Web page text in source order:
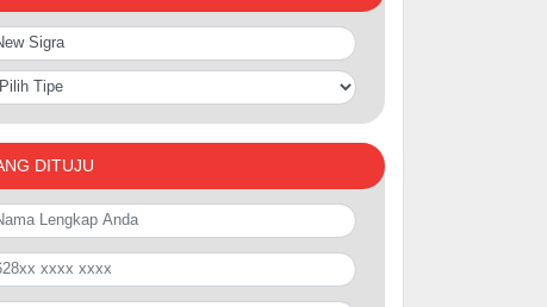
DITUJU